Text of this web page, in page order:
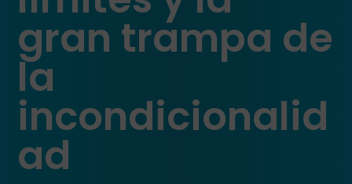
gran trampa de
la
incondicionalid
ad